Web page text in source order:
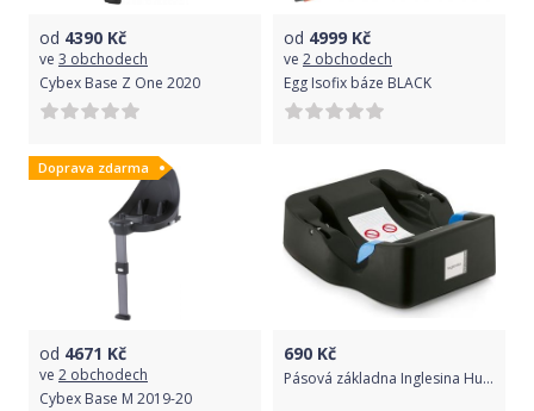
od 4390 Kč
ve 3 obchodech
Cybex Base Z One 2020
od 4999 Kč
ve 2 obchodech
Egg Isofix báze BLACK
Doprava zdarma
od 4671 Kč
ve 2 obchodech
Cybex Base M 2019-20
690 Kč
Pásová základna Inglesina Huggy